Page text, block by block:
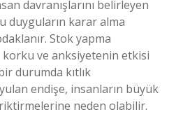
davranışlarını belirleyen
duyguların karar alma
Stok yapma
korku ve anksiyetenin etkisi
durumda kıtlık
endişe, insanların büyük
neden olabilir.